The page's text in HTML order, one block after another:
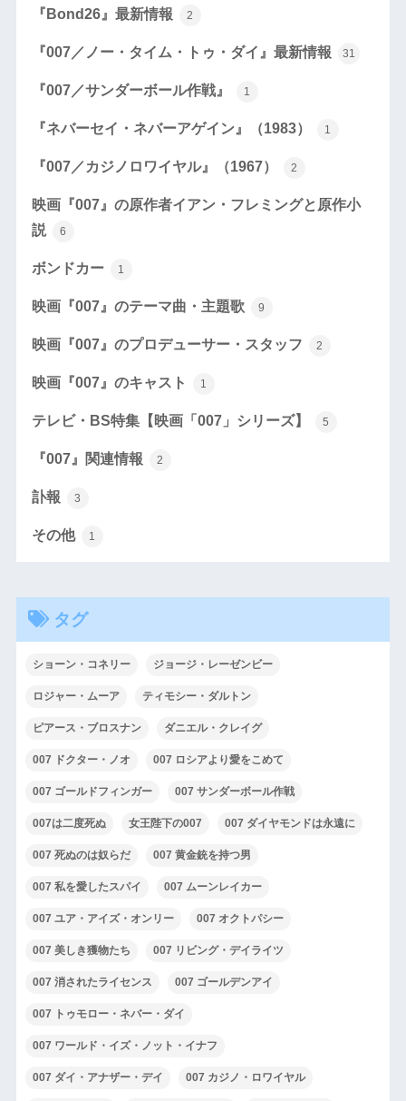
『Bond26』最新情報 2
『007／ノー・タイム・トゥ・ダイ』最新情報 31
『007／サンダーボール作戦』 1
『ネバーセイ・ネバーアゲイン』（1983） 1
『007／カジノロワイヤル』（1967） 2
映画『007』の原作者イアン・フレミングと原作小
説
6
ボンドカー 1
映画『007』のテーマ曲・主題歌 9
映画『007』のプロデューサー・スタッフ 2
映画『007』のキャスト 1
テレビ・BS特集【映画「007」シリーズ】 5
『007』関連情報 2
訃報 3
その他 1
タグ
ショーン・コネリー ジョージ・レーゼンビー
ロジャー・ムーア ティモシー・ダルトン
ピアース・ブロスナン ダニエル・クレイグ
007 ドクター・ノオ 007 ロシアより愛をこめて
007 ゴールドフィンガー 007 サンダーボール作戦
007は二度死ぬ 女王陛下の007 007 ダイヤモンドは永遠に
007 死ぬのは奴らだ 007 黄金銃を持つ男
007 私を愛したスパイ 007 ムーンレイカー
007 ユア・アイズ・オンリー 007 オクトパシー
007 美しき獲物たち 007 リビング・デイライツ
007 消されたライセンス 007 ゴールデンアイ
007 トゥモロー・ネバー・ダイ
007 ワールド・イズ・ノット・イナフ
007 ダイ・アナザー・デイ 007 カジノ・ロワイヤル